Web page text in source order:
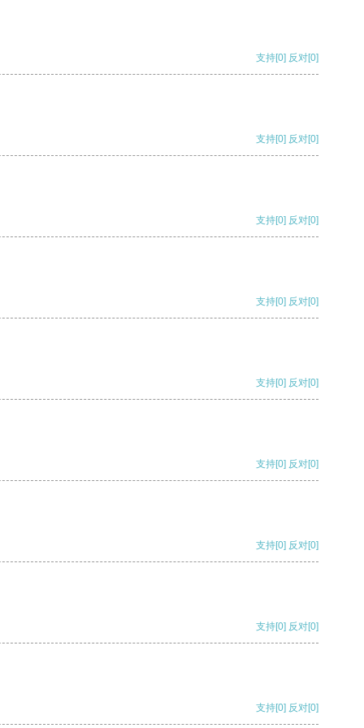
支持[0] 反对[0]
支持[0] 反对[0]
支持[0] 反对[0]
支持[0] 反对[0]
支持[0] 反对[0]
支持[0] 反对[0]
支持[0] 反对[0]
支持[0] 反对[0]
支持[0] 反对[0]